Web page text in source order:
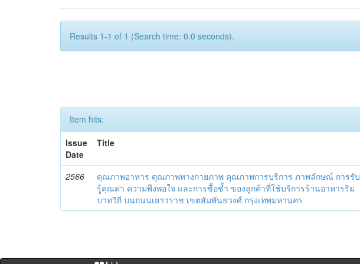
Results 1-1 of 1 (Search time: 0.0 seconds).
Item hits:
Issue
Date
Title
2566
คุณภาพอาหาร คุณภาพทางกายภาพ คุณภาพการบริการ ภาพลักษณ์ การรับ
รู้คุณค่า ความพึงพอใจ และการซื้อซ้ำ ของลูกค้าที่ใช้บริการร้านอาหารริม
บาทวิถี บนถนนเยาวราช เขตสัมพันธวงศ์ กรุงเทพมหานคร